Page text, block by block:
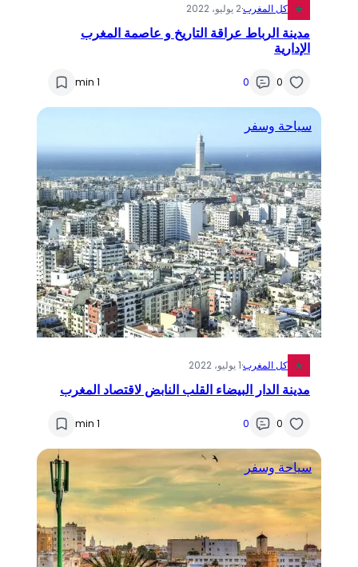
كل المغرب·2 يوليو، 2022
مدينة الرباط عراقة التاريخ و عاصمة المغرب
الإدارية
0
0
1 min
سياحة وسفر
كل المغرب·1 يوليو، 2022
مدينة الدار البيضاء القلب النابض لاقتصاد المغرب
0
0
1 min
سياحة وسفر